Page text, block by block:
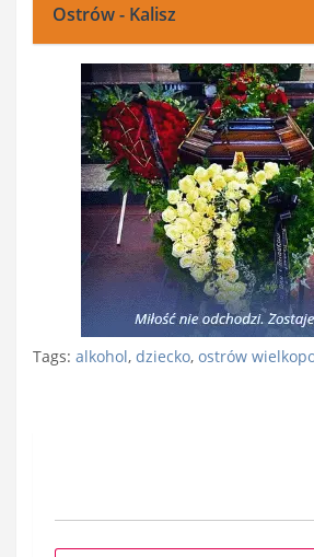
Ostrów - Kalisz
Tags: alkohol, dziecko, ostrów